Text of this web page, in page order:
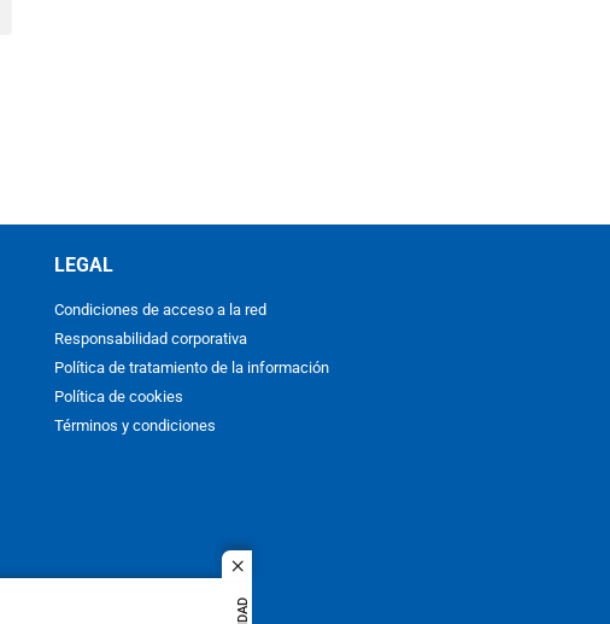
close
LEGAL
Condiciones de acceso a la red
Responsabilidad corporativa
Política de tratamiento de la información
Política de cookies
Términos y condiciones